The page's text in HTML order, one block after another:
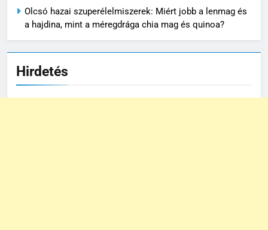
Olcsó hazai szuperélelmiszerek: Miért jobb a lenmag és
a hajdina, mint a méregdrága chia mag és quinoa?
Hirdetés